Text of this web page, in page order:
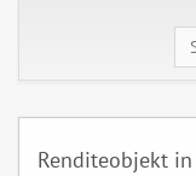
Renditeobjekt